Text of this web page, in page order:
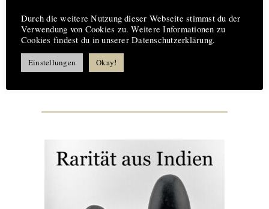
kostenlose Lieferung ab 200 €
Durch die weitere Nutzung dieser Webseite stimmst du der
Verwendung von Cookies zu. Weitere Informationen zu
Cookies findest du in unserer Datenschutzerklärung.
Einstellungen Okay!